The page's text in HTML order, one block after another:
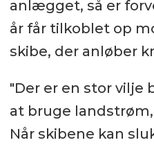
anlægget, så er
år får tilkoblet op
skibe, der anløber
"Der er en stor vilje
at bruge
Når skibene kan